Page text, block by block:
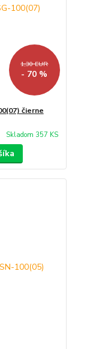
1,30 EUR
- 70 %
čierne
Skladom 357 KS